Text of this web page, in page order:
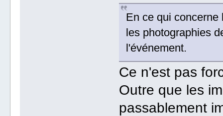
En ce qui
les photographies
l'événement.
Ce n'est pas
Outre que les
passablement